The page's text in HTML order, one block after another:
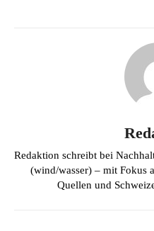
Redaktion schreibt bei
(wind/wasser) – mit Fokus
Quellen und